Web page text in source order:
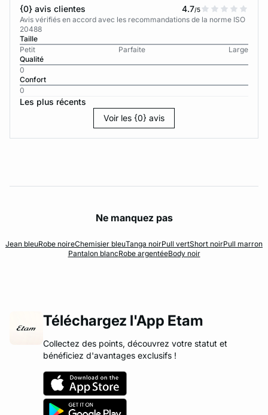
{0} avis clientes 4.7/5
Avis vérifiés en accord avec les recommandations de la norme ISO
20488
Taille
Petit
Parfaite
Large
Qualité
0
Confort
0
Les plus récents
Voir les {0} avis
Ne manquez pas
Jean bleuRobe noireChemisier bleuTanga noirPull vertShort noirPull marron
Pantalon blancRobe argentéeBody noir
Téléchargez l'App Etam
Collectez des points, découvrez votre statut et
bénéficiez d'avantages exclusifs !